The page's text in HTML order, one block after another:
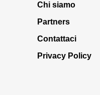
Chi siamo
Partners
Contattaci
Privacy Policy